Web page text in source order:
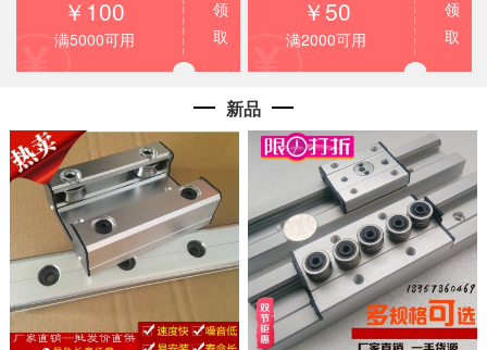
本站支持淘宝,1688,拼多多,微信,支付宝,对公转账付款方式
￥100
满5000可用
领
取
￥50
满2000可用
领
取
新品